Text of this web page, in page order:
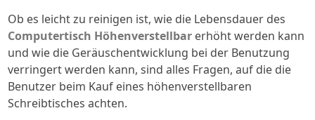
Ob es leicht zu reinigen ist, wie die Lebensdauer des
Computertisch Höhenverstellbar erhöht werden kann
und wie die Geräuschentwicklung bei der Benutzung
verringert werden kann, sind alles Fragen, auf die die
Benutzer beim Kauf eines höhenverstellbaren
Schreibtisches achten.